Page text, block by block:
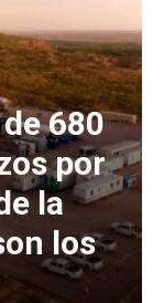
680
por
la
los